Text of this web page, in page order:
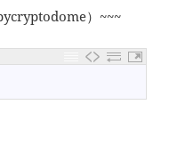
）~~~